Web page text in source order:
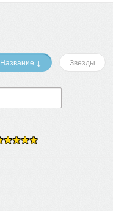
Название ↓ Звезды